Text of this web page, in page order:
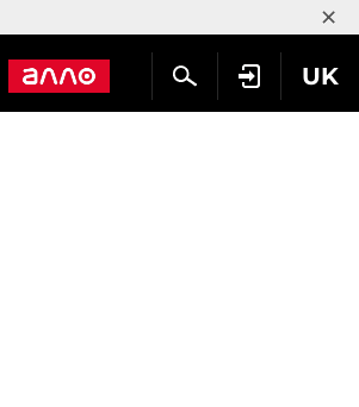
×
UK